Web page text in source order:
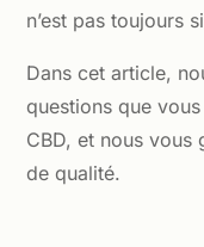
n’est pas toujours
Dans cet article,
questions que
CBD, et nous vous
de qualité.